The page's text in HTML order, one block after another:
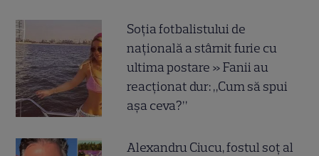
Soția fotbalistului de
națională a stârnit furie cu
ultima postare » Fanii au
reacționat dur: „Cum să spui
așa ceva?”
Alexandru Ciucu, fostul soț al